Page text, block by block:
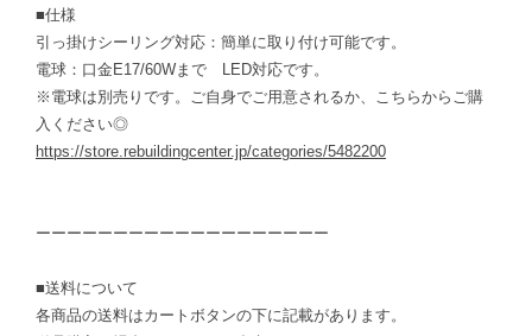
■仕様
引っ掛けシーリング対応：簡単に取り付け可能です。
電球：口金E17/60Wまで LED対応です。
※電球は別売りです。ご自身でご用意されるか、こちらからご購
入ください◎
https://store.rebuildingcenter.jp/categories/5482200
ーーーーーーーーーーーーーーーーーーー
■送料について
各商品の送料はカートボタンの下に記載があります。